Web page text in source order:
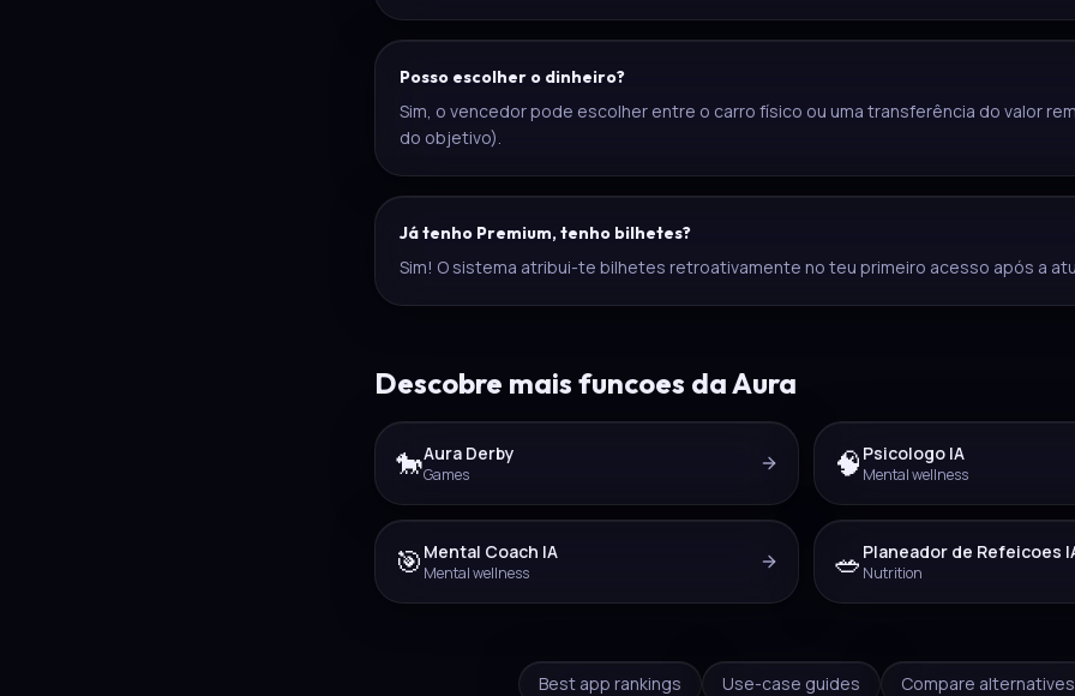
Posso escolher o dinheiro?
Sim, o vencedor pode escolher entre o carro físico ou uma transferência do valor
do objetivo).
Já tenho Premium, tenho bilhetes?
Sim! O sistema atribui-te bilhetes retroativamente no teu primeiro acesso após a
Descobre mais funcoes da Aura
🐎Aura Derby
Games 🧠 Psicologo IA
Mental wellness
🎯 Mental Coach IA
Mental wellness 🥗 Planeador de Refeicoes
Nutrition
Best app rankings Use-case guides Compare alternatives